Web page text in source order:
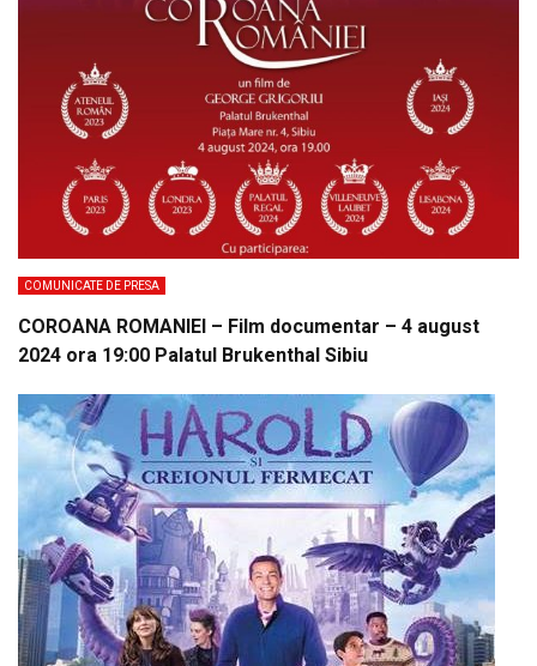
COMUNICATE DE PRESA
COROANA ROMANIEI – Film documentar – 4 august
2024 ora 19:00 Palatul Brukenthal Sibiu